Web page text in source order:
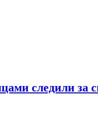
следили